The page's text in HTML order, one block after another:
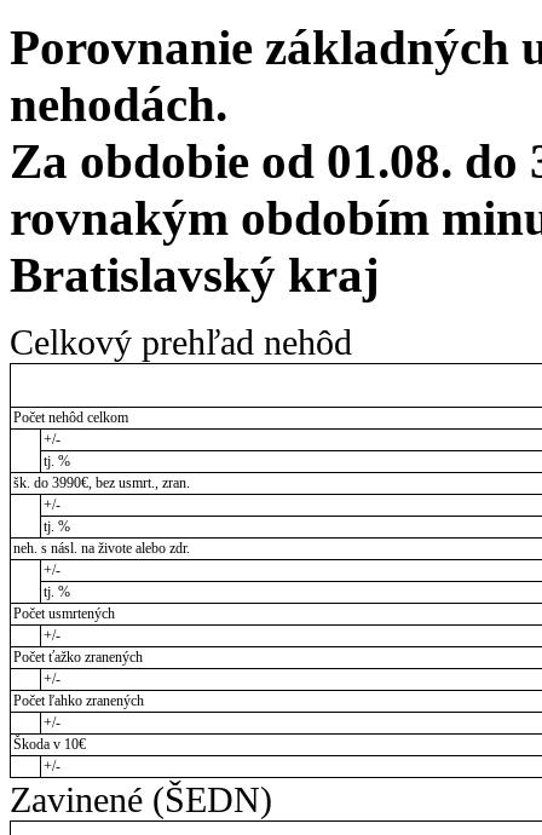
Porovnanie základných
nehodách.
Za obdobie od 01.08. do
rovnakým obdobím
Bratislavský kraj
Celkový prehľad nehôd
Počet nehôd celkom
+/-
tj. %
šk. do 3990€, bez usmrt., zran.
+/-
tj. %
neh. s násl. na živote alebo zdr.
+/-
tj. %
Počet usmrtených
+/-
Počet ťažko zranených
+/-
Počet ľahko zranených
+/-
Škoda v 10€
+/-
Zavinené (ŠEDN)